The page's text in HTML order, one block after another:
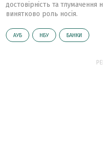
достовірність та тлумачення
винятково роль носія.
АУБ НБУ БАНКИ